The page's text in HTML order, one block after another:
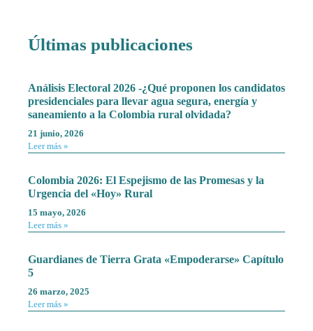
Últimas publicaciones
Análisis Electoral 2026 -¿Qué proponen los candidatos
presidenciales para llevar agua segura, energía y
saneamiento a la Colombia rural olvidada?
21 junio, 2026
Leer más »
Colombia 2026: El Espejismo de las Promesas y la
Urgencia del «Hoy» Rural
15 mayo, 2026
Leer más »
Guardianes de Tierra Grata «Empoderarse» Capítulo
5
26 marzo, 2025
Leer más »